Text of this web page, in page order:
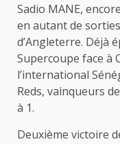
Sadio MANE,
en autant de
d’Angleterre. Déjà
Supercoupe face à
l’international
Reds, vainqueurs
à 1.
Deuxième victoire